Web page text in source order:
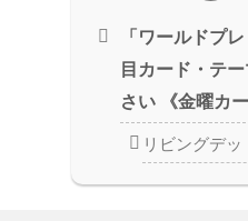
「ワールドプ
目カード・テ
さい 《金曜カ
リビングデ